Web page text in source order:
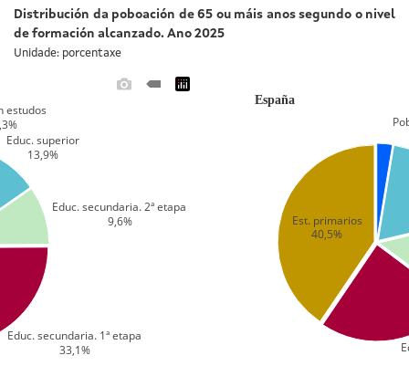
Distribución da poboación de 65 ou máis anos segundo o nivel
de formación alcanzado. Ano 2025
Unidade: porcentaxe
estudos
Educ. secundaria. 1ª etapa
33,1%
Educ. secundaria. 2ª etapa
9,6%
Educ. superior
13,9%
Est. primarios
40,5%
España